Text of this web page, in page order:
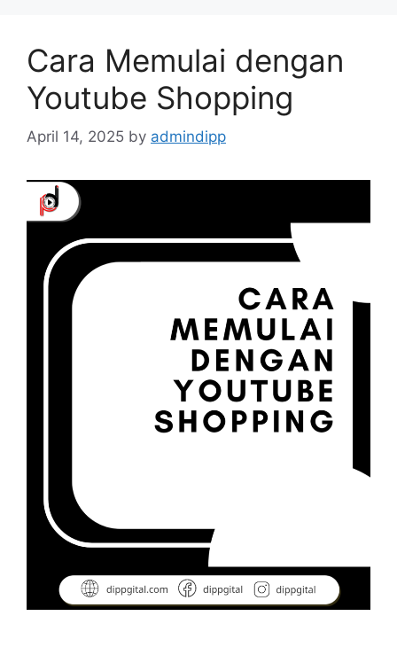
Cara Memulai dengan
Youtube Shopping
April 14, 2025 by admindipp